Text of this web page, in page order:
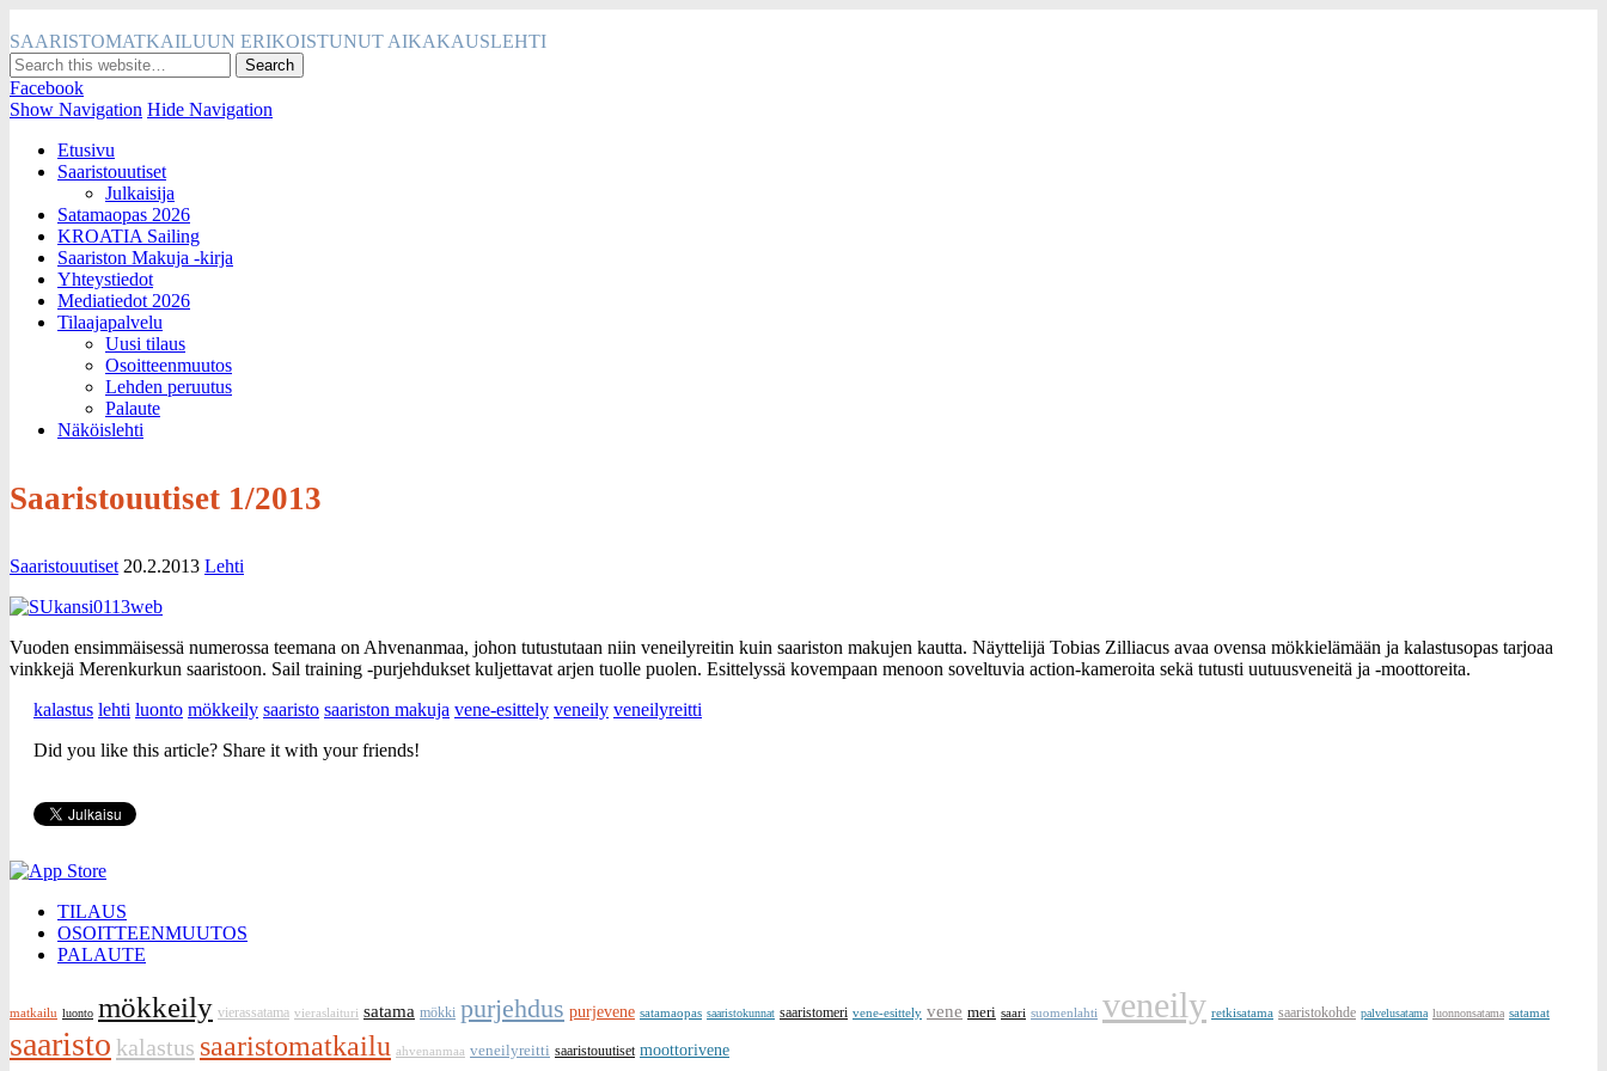
SAARISTOMATKAILUUN ERIKOISTUNUT AIKAKAUSLEHTI
Facebook
Show Navigation Hide Navigation
Etusivu
Saaristouutiset
Julkaisija
Satamaopas 2026
KROATIA Sailing
Saariston Makuja -kirja
Yhteystiedot
Mediatiedot 2026
Tilaajapalvelu
Uusi tilaus
Osoitteenmuutos
Lehden peruutus
Palaute
Näköislehti
Saaristouutiset 1/2013
Saaristouutiset 20.2.2013 Lehti
Vuoden ensimmäisessä numerossa teemana on Ahvenanmaa, johon tutustutaan niin veneilyreitin kuin saariston makujen kautta. Näyttelijä Tobias Zilliacus avaa ovensa mökkielämään ja kalastusopas tarjoaa
vinkkejä Merenkurkun saaristoon. Sail training -purjehdukset kuljettavat arjen tuolle puolen. Esittelyssä kovempaan menoon soveltuvia action-kameroita sekä tutusti uutuusveneitä ja -moottoreita.
kalastus lehti luonto mökkeily saaristo saariston makuja vene-esittely veneily veneilyreitti
Did you like this article? Share it with your friends!
TILAUS
OSOITTEENMUUTOS
PALAUTE
matkailu luonto mökkeily vierassatama vieraslaituri satama mökki purjehdus purjevene satamaopas saaristokunnat saaristomeri vene-esittely vene meri saari suomenlahti veneily retkisatama saaristokohde palvelusatama luonnonsatama satamat
saaristo kalastus saaristomatkailu ahvenanmaa veneilyreitti saaristouutiset moottorivene